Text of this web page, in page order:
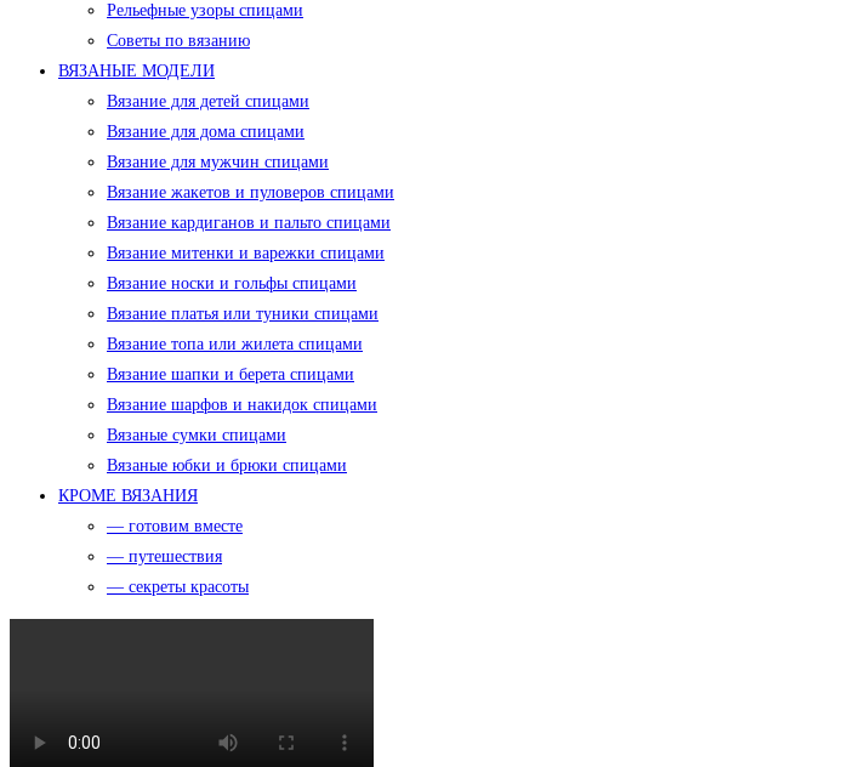
Рельефные узоры спицами
Советы по вязанию
ВЯЗАНЫЕ МОДЕЛИ
Вязание для детей спицами
Вязание для дома спицами
Вязание для мужчин спицами
Вязание жакетов и пуловеров спицами
Вязание кардиганов и пальто спицами
Вязание митенки и варежки спицами
Вязание носки и гольфы спицами
Вязание платья или туники спицами
Вязание топа или жилета спицами
Вязание шапки и берета спицами
Вязание шарфов и накидок спицами
Вязаные сумки спицами
Вязаные юбки и брюки спицами
КРОМЕ ВЯЗАНИЯ
— готовим вместе
— путешествия
— секреты красоты